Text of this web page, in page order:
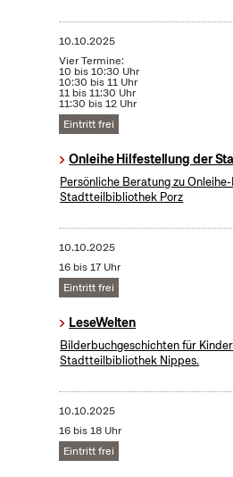
10.10.2025
Vier Termine:
10 bis 10:30 Uhr
10:30 bis 11 Uhr
11 bis 11:30 Uhr
11:30 bis 12 Uhr
Eintritt frei
Onleihe Hilfestellung der
Persönliche Beratung zu
Stadtteilbibliothek Porz
10.10.2025
16 bis 17 Uhr
Eintritt frei
LeseWelten
Bilderbuchgeschichten für
Stadtteilbibliothek Nippes.
10.10.2025
16 bis 18 Uhr
Eintritt frei